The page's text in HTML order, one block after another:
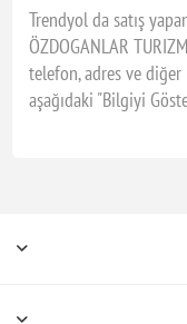
Trendyol da satış
ÖZDOGANLAR
telefon, adres ve
aşağıdaki "Bilgiyi